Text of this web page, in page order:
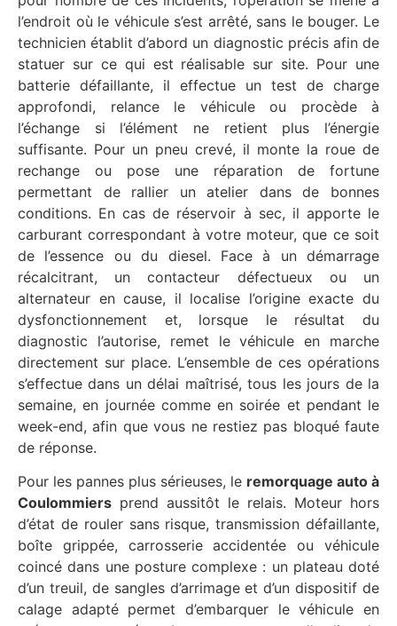
l’endroit où le véhicule s’est arrêté, sans le bouger. Le
technicien établit d’abord un diagnostic précis afin de
statuer sur ce qui est réalisable sur site. Pour une
batterie défaillante, il effectue un test de charge
approfondi, relance le véhicule ou procède à
l’échange si l’élément ne retient plus l’énergie
suffisante. Pour un pneu crevé, il monte la roue de
rechange ou pose une réparation de fortune
permettant de rallier un atelier dans de bonnes
conditions. En cas de réservoir à sec, il apporte le
carburant correspondant à votre moteur, que ce soit
de l’essence ou du diesel. Face à un démarrage
récalcitrant, un contacteur défectueux ou un
alternateur en cause, il localise l’origine exacte du
dysfonctionnement et, lorsque le résultat du
diagnostic l’autorise, remet le véhicule en marche
directement sur place. L’ensemble de ces opérations
s’effectue dans un délai maîtrisé, tous les jours de la
semaine, en journée comme en soirée et pendant le
week-end, afin que vous ne restiez pas bloqué faute
de réponse.
Pour les pannes plus sérieuses, le remorquage auto à
Coulommiers prend aussitôt le relais. Moteur hors
d’état de rouler sans risque, transmission défaillante,
boîte grippée, carrosserie accidentée ou véhicule
coincé dans une posture complexe : un plateau doté
d’un treuil, de sangles d’arrimage et d’un dispositif de
calage adapté permet d’embarquer le véhicule en